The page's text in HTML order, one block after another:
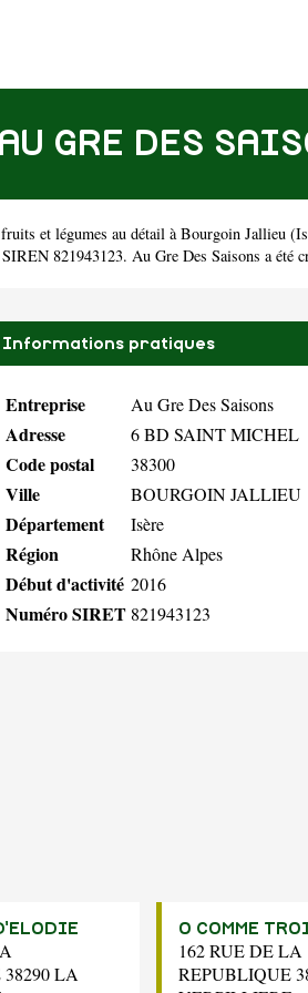
AU GRE DES
et légumes au détail à Bourgoin Jallieu (
821943123. Au Gre Des Saisons a été
Informations pratiques
Entreprise Au Gre Des Saisons
Adresse 6 BD SAINT MICHEL
Code postal 38300
Ville BOURGOIN JALLIEU
Département Isère
Région Rhône Alpes
Début d'activité 2016
Numéro SIRET 821943123
LA
O COMME
162 RUE DE LA
REPUBLIQUE